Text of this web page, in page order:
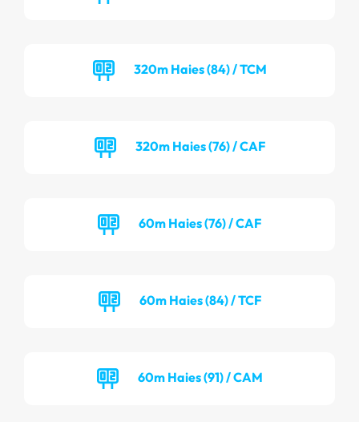
320m Haies (84) / TCM
320m Haies (76) / CAF
60m Haies (76) / CAF
60m Haies (84) / TCF
60m Haies (91) / CAM